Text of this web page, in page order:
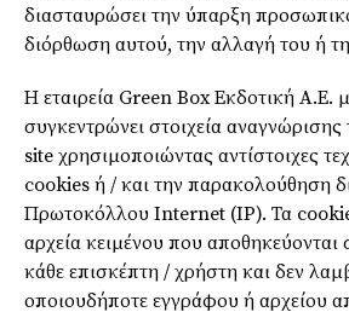
διασταυρώσει την ύπαρξη
διόρθωση αυτού, την αλλαγή του ή
Η εταιρεία Green Box Εκδοτική Α.Ε.
συγκεντρώνει στοιχεία
site χρησιμοποιώντας αντίστοιχες
cookies ή / και την παρακολούθηση
Πρωτοκόλλου Internet (IP). Τα
αρχεία κειμένου που
κάθε επισκέπτη / χρήστη και δεν
οποιουδήποτε εγγράφου ή αρχείου